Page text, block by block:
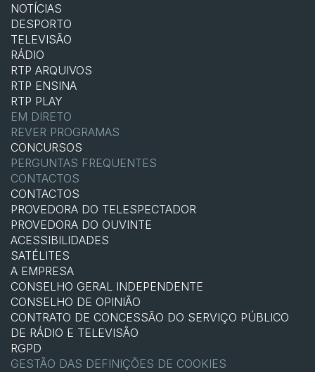
NOTÍCIAS
DESPORTO
TELEVISÃO
RÁDIO
RTP ARQUIVOS
RTP ENSINA
RTP PLAY
EM DIRETO
REVER PROGRAMAS
CONCURSOS
PERGUNTAS FREQUENTES
CONTACTOS
CONTACTOS
PROVEDORA DO TELESPECTADOR
PROVEDORA DO OUVINTE
ACESSIBILIDADES
SATÉLITES
A EMPRESA
CONSELHO GERAL INDEPENDENTE
CONSELHO DE OPINIÃO
CONTRATO DE CONCESSÃO DO SERVIÇO PÚBLICO
DE RÁDIO E TELEVISÃO
RGPD
GESTÃO DAS DEFINIÇÕES DE COOKIES